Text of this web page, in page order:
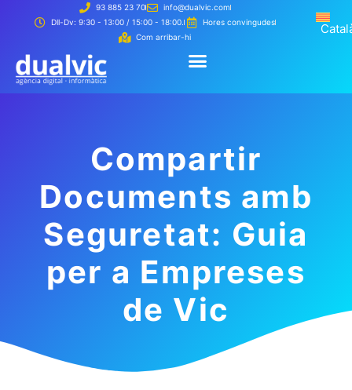
93 885 23 70
info@dualvic.com
Dll-Dv: 9:30 - 13:00 / 15:00 - 18:00.
Hores convingudes
Com arribar-hi
Català
Compartir
Documents amb
Seguretat: Guia
per a Empreses
de Vic